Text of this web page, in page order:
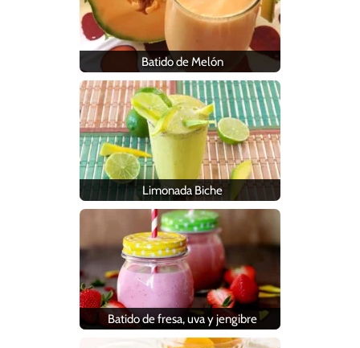
Batido de Melón
Limonada Biche
Batido de fresa, uva y jengibre